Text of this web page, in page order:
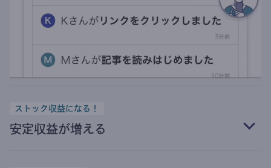
ストック収益になる！
安定収益が増える